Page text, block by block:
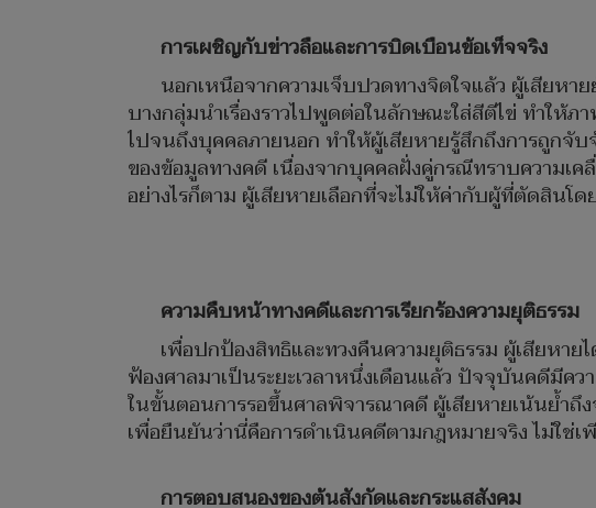
การเผชิญกับข่าวลือและการบิดเบือนข้อเท็จจริง
นอกเหนือจากความเจ็บปวดทางจิตใจแล้ว ผู้เสียห
บางกลุ่มนำเรื่องราวไปพูดต่อในลักษณะใส่สีตีไข่ ทำให้
ไปจนถึงบุคคลภายนอก ทำให้ผู้เสียหายรู้สึกถึงการถูกจั
ของข้อมูลทางคดี เนื่องจากบุคคลฝั่งคู่กรณีทราบความเค
อย่างไรก็ตาม ผู้เสียหายเลือกที่จะไม่ให้ค่ากับผู้ที่ตัดสินโ
ความคืบหน้าทางคดีและการเรียกร้องความยุติธรรม
เพื่อปกป้องสิทธิและทวงคืนความยุติธรรม ผู้เสียหาย
ฟ้องศาลมาเป็นระยะเวลาหนึ่งเดือนแล้ว ปัจจุบันคดีมีค
ในขั้นตอนการรอขึ้นศาลพิจารณาคดี ผู้เสียหายเน้นย้ำถึ
เพื่อยืนยันว่านี่คือการดำเนินคดีตามกฎหมายจริง ไม่ใช่
การตอบสนองของต้นสังกัดและกระแสสังคม